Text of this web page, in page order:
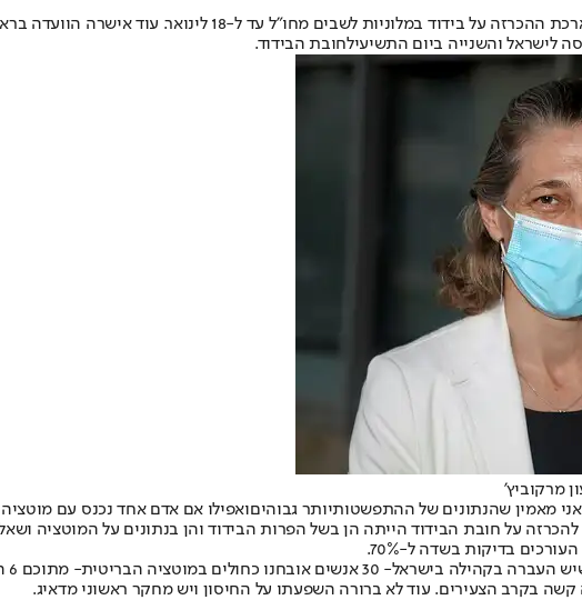
את הדברים אמרה בדיון שבו אישרה הוועדה את הארכת
לישראל והשנייה ביום התשיעילחובת הבידוד.
מרקוביץ'
מאמין שהנתונים של ההתפשטותיותר גבוהיםואפילו אם אדם אחד נכנס עם
על חובת הבידוד הייתה הן בשל הפרות הבידוד והן בנתונים על המוטציה
בדיקות בשדה ל-70%.
הבריטית- מתוכם 6 הגיעו מאנגליה וסביבם יש כ-200 מאומתים
קשה בקרב הצעירים. עוד לא ברורה השפעתו על החיסון ויש מחקר ראשוני מדאיג.